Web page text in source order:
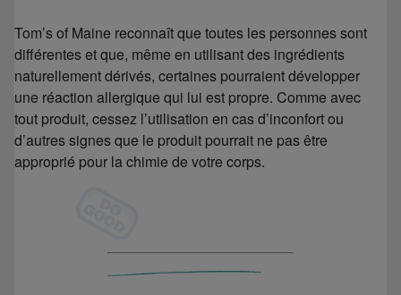
Tom’s of Maine reconnaît que toutes les personnes sont
différentes et que, même en utilisant des ingrédients
naturellement dérivés, certaines pourraient développer
une réaction allergique qui lui est propre. Comme avec
tout produit, cessez l’utilisation en cas d’inconfort ou
d’autres signes que le produit pourrait ne pas être
approprié pour la chimie de votre corps.